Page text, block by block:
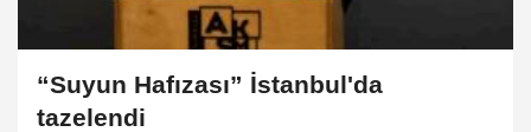
“Suyun Hafızası” İstanbul'da
tazelendi